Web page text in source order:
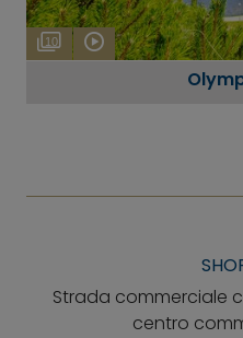
10
Strada commerciale
centro